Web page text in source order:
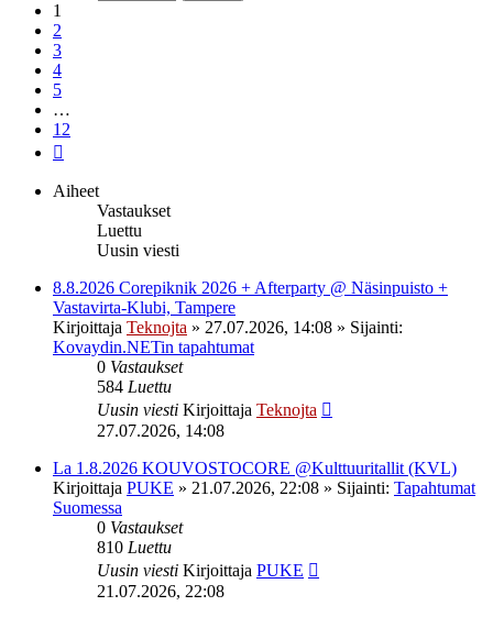
1
2
3
4
5
…
12
Aiheet
Vastaukset
Luettu
Uusin viesti
8.8.2026 Corepiknik 2026 + Afterparty @ Näsinpuisto +
Vastavirta-Klubi, Tampere
Kirjoittaja Teknojta » 27.07.2026, 14:08 » Sijainti:
Kovaydin.NETin tapahtumat
0 Vastaukset
584 Luettu
Uusin viesti Kirjoittaja Teknojta
27.07.2026, 14:08
La 1.8.2026 KOUVOSTOCORE @Kulttuuritallit (KVL)
Kirjoittaja PUKE » 21.07.2026, 22:08 » Sijainti: Tapahtumat
Suomessa
0 Vastaukset
810 Luettu
Uusin viesti Kirjoittaja PUKE
21.07.2026, 22:08